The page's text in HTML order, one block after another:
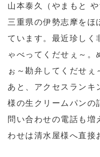
山本泰久（やまもと や
三重県の伊勢志摩を
ています。最近珍しく
ゃべってくだせぇ～。
ぉ～勘弁してくだせぇ
あと、アクセスランキ
様の生クリームパンの
問い合わせの電話も増
わせは清水屋様へ直接